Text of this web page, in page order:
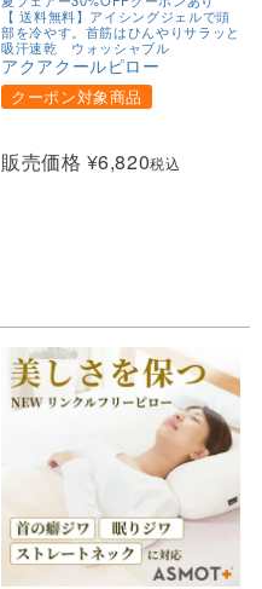
【 送料無料】アイシングジェルで頭
部を冷やす。首筋はひんやりサラッと
吸汗速乾 ウォッシャブル
アクアクールピロー
クーポン対象商品
販売価格 ¥6,820税込